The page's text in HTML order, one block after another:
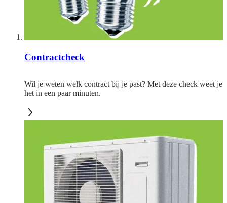
Contractcheck
Wil je weten welk contract bij je past? Met deze check weet je
het in een paar minuten.